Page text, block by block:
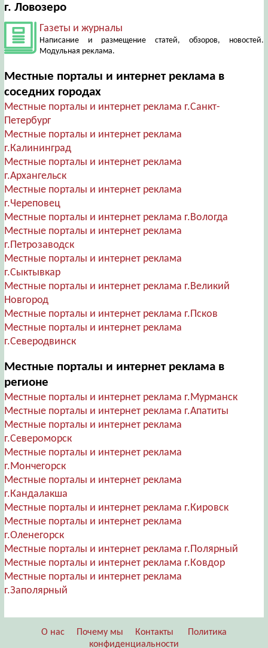
г. Ловозеро
Газеты и журналы
Написание и размещение статей, обзоров, новостей.
Модульная реклама.
Местные порталы и интернет реклама в
соседних городах
Местные порталы и интернет реклама г.Санкт-
Петербург
Местные порталы и интернет реклама
г.Калининград
Местные порталы и интернет реклама
г.Архангельск
Местные порталы и интернет реклама
г.Череповец
Местные порталы и интернет реклама г.Вологда
Местные порталы и интернет реклама
г.Петрозаводск
Местные порталы и интернет реклама
г.Сыктывкар
Местные порталы и интернет реклама г.Великий
Новгород
Местные порталы и интернет реклама г.Псков
Местные порталы и интернет реклама
г.Северодвинск
Местные порталы и интернет реклама в
регионе
Местные порталы и интернет реклама г.Мурманск
Местные порталы и интернет реклама г.Апатиты
Местные порталы и интернет реклама
г.Североморск
Местные порталы и интернет реклама
г.Мончегорск
Местные порталы и интернет реклама
г.Кандалакша
Местные порталы и интернет реклама г.Кировск
Местные порталы и интернет реклама
г.Оленегорск
Местные порталы и интернет реклама г.Полярный
Местные порталы и интернет реклама г.Ковдор
Местные порталы и интернет реклама
г.Заполярный
О нас Почему мы Контакты
Политика
конфиденциальности